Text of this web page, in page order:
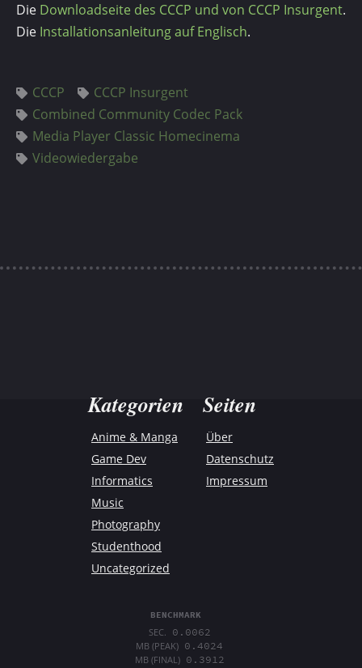
Die Downloadseite des CCCP und von CCCP Insurgent.
Die Installationsanleitung auf Englisch.
CCCP
CCCP Insurgent
Combined Community Codec Pack
Media Player Classic Homecinema
Videowiedergabe
Kategorien
Anime & Manga
Game Dev
Informatics
Music
Photography
Studenthood
Uncategorized
Seiten
Über
Datenschutz
Impressum
BENCHMARK
SEC. 0.0062
MB (PEAK) 0.4024
MB (FINAL) 0.3912